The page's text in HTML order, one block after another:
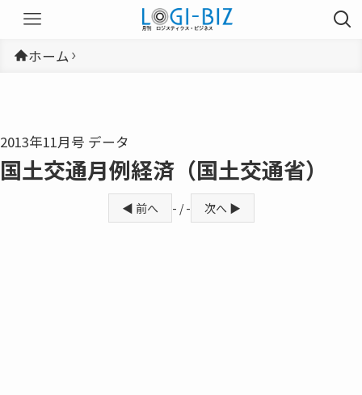
ホーム
2013年11月号 データ
国土交通月例経済（国土交通省）
◀ 前へ - / - 次へ ▶